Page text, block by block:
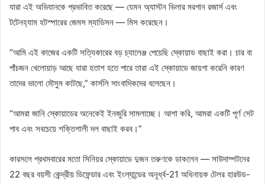
যারা এই অভিযানকে প্রভাবিত করেছে — যেমন অ্যাস্টন ভিলার মরগান রজার্স এবং
টটেনহ্যাম হটস্পারের জেমস ম্যাডিসন — মিস করেছেন।
“আমি এই কাজের একটি সত্যিকারের বড় চ্যালেঞ্জ পেয়েছি স্কোয়াড বাছাই করা। চার বা
পাঁচজন খেলোয়াড় আছে যারা হতাশ হতে পারে তারা এই স্কোয়াডে জায়গা করেনি কারণ
তাদের ভালো মৌসুম কাটছে,” কার্সলি সাংবাদিকদের বলেছেন।
“আমরা জানি স্কোয়াডের অনেকেই ইনজুরি সামলাচ্ছে। আশা করি, আমরা একটি পূর্ণ সেট
পাব এবং সবচেয়ে শক্তিশালী দল বাছাই করব।”
কারসলে প্রথমবারের মতো সিনিয়র স্কোয়াডে দুজন তরুণকে ডাকলেন — সাউদাম্পটনের
22 বছর বয়সী কেন্দ্রীয় ডিফেন্ডার এবং ইংল্যান্ডের অনূর্ধ্ব-21 অধিনায়ক টেলর হারউড-